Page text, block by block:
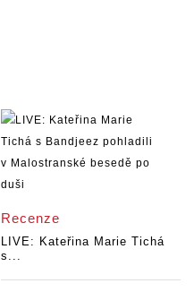
Recenze
LIVE: Kateřina Marie Tichá
s...